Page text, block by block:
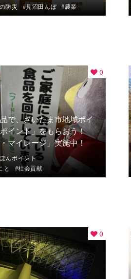
防災 見沼田んぼ 農業
0
で、さいたま市地域ポイ
イント」をもらおう！
・マイレージ」実施中！
んポイント
と
社会貢献
0